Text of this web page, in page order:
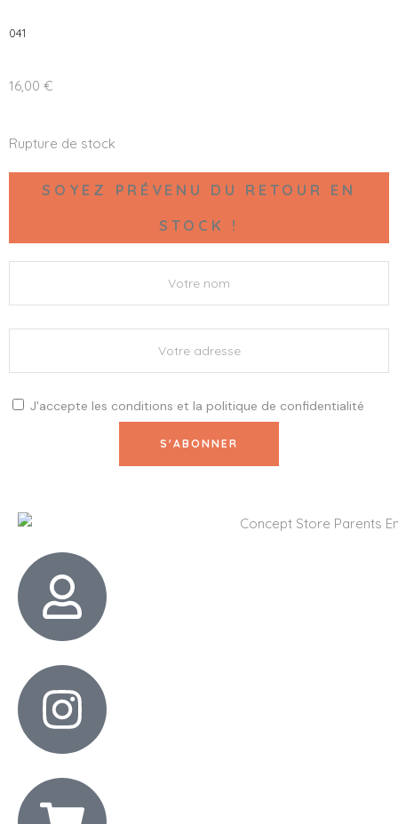
041
16,00 €
Rupture de stock
SOYEZ PRÉVENU DU RETOUR EN
STOCK !
J'accepte les conditions et la politique de confidentialité